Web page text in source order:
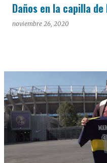
Daños en la capilla de
noviembre 26, 2020